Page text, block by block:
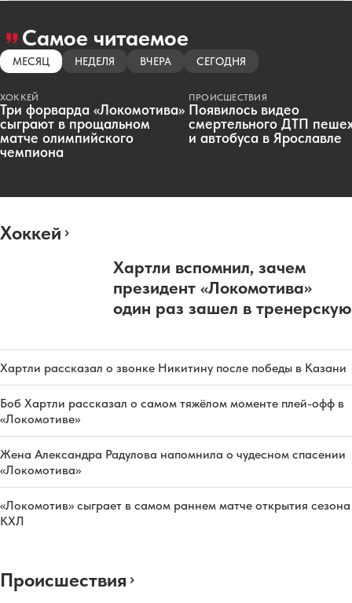
Самое читаемое
МЕСЯЦ НЕДЕЛЯ ВЧЕРА СЕГОДНЯ
ХОККЕЙ
Три форварда «Локомотива»
сыграют в прощальном
матче олимпийского
чемпиона
ПРОИСШЕСТВИЯ
Появилось видео
смертельного ДТП
и автобуса в Ярославле
Хоккей
Хартли вспомнил, зачем
президент «Локомотива»
один раз зашел в тренерскую
Хартли рассказал о звонке Никитину после победы в Казани
Боб Хартли рассказал о самом тяжёлом моменте плей-офф в
«Локомотиве»
Жена Александра Радулова напомнила о чудесном спасении
«Локомотива»
«Локомотив» сыграет в самом раннем матче открытия сезона
КХЛ
Происшествия